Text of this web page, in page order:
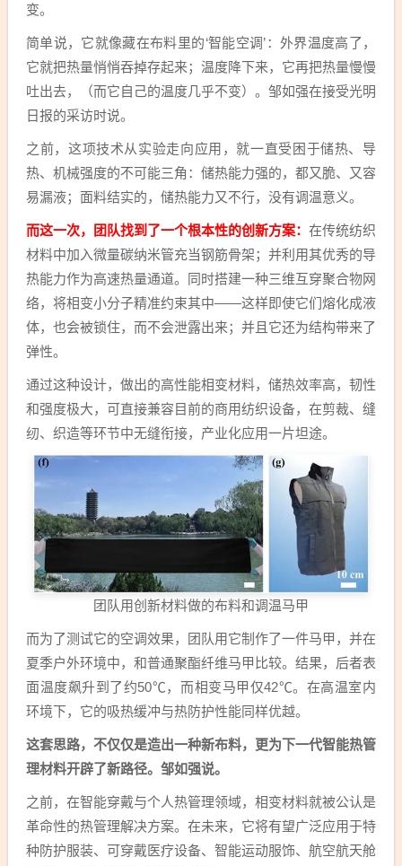
变。
简单说，它就像藏在布料里的‘智能空调’：外界温度高了，
它就把热量悄悄吞掉存起来；温度降下来，它再把热量慢慢
吐出去，（而它自己的温度几乎不变）。邹如强在接受光明
日报的采访时说。
之前，这项技术从实验走向应用，就一直受困于储热、导
热、机械强度的不可能三角：储热能力强的，都又脆、又容
易漏液；面料结实的，储热能力又不行，没有调温意义。
而这一次，团队找到了一个根本性的创新方案： 在传统纺织
材料中加入微量碳纳米管充当钢筋骨架；并利用其优秀的导
热能力作为高速热量通道。同时搭建一种三维互穿聚合物网
络，将相变小分子精准约束其中——这样即使它们熔化成液
体，也会被锁住，而不会泄露出来；并且它还为结构带来了
弹性。
通过这种设计，做出的高性能相变材料，储热效率高，韧性
和强度极大，可直接兼容目前的商用纺织设备，在剪裁、缝
纫、织造等环节中无缝衔接，产业化应用一片坦途。
团队用创新材料做的布料和调温马甲
而为了测试它的空调效果，团队用它制作了一件马甲，并在
夏季户外环境中，和普通聚酯纤维马甲比较。结果，后者表
面温度飙升到了约50℃，而相变马甲仅42℃。在高温室内
环境下，它的吸热缓冲与热防护性能同样优越。
这套思路，不仅仅是造出一种新布料，更为下一代智能热管
理材料开辟了新路径。邹如强说。
之前，在智能穿戴与个人热管理领域，相变材料就被公认是
革命性的热管理解决方案。在未来，它将有望广泛应用于特
种防护服装、可穿戴医疗设备、智能运动服饰、航空航天舱